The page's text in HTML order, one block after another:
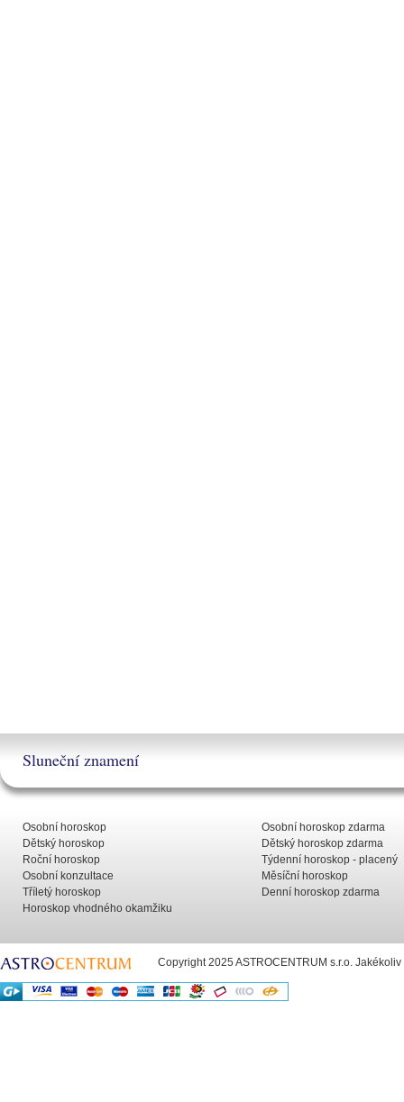
Sluneční znamení
Osobní horoskop
Dětský horoskop
Roční horoskop
Osobní konzultace
Tříletý horoskop
Horoskop vhodného okamžiku
Osobní horoskop zdarma
Dětský horoskop zdarma
Týdenní horoskop - placený
Měsíční horoskop
Denní horoskop zdarma
Copyright 2025 ASTROCENTRUM s.r.o.